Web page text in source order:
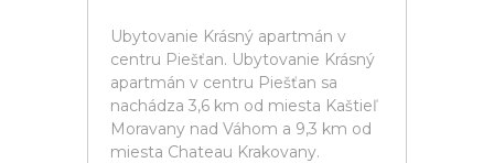
Ubytovanie Krásný apartmán v
centru Piešťan. Ubytovanie Krásný
apartmán v centru Piešťan sa
nachádza 3,6 km od miesta Kaštieľ
Moravany nad Váhom a 9,3 km od
miesta Chateau Krakovany.